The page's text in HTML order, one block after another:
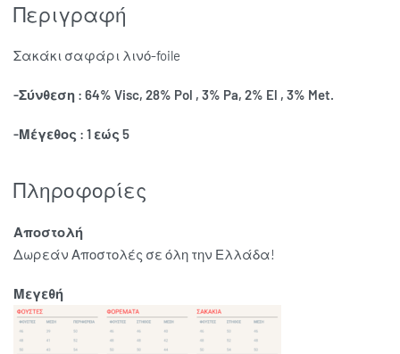
Περιγραφή
Σακάκι σαφάρι λινό-foile
-Σύνθεση : 64% Visc, 28% Pol , 3% Pa, 2% El , 3% Met.
-Μέγεθος : 1 εώς 5
Πληροφορίες
Αποστολή
Δωρεάν Αποστολές σε όλη την Ελλάδα!
Μεγεθή